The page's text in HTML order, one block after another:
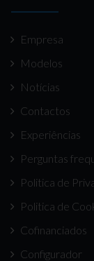
Empresa
Modelos
Notícias
Contactos
Experiências
Perguntas
Politica de
Politica de
Cofinanciados
Configurador